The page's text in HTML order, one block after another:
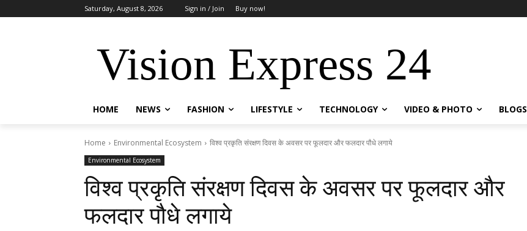
Saturday, August 8, 2026 Sign in / Join Buy now!
Vision Express 24
HOME NEWS FASHION LIFESTYLE TECHNOLOGY VIDEO & PHOTO BLOGS
Home Environmental Ecosystem विश्व प्रकृति संरक्षण दिवस के अवसर पर फूलदार और फलदार पौधे लगाये
Environmental Ecosystem
विश्व प्रकृति संरक्षण दिवस के अवसर पर फूलदार और
फलदार पौधे लगाये